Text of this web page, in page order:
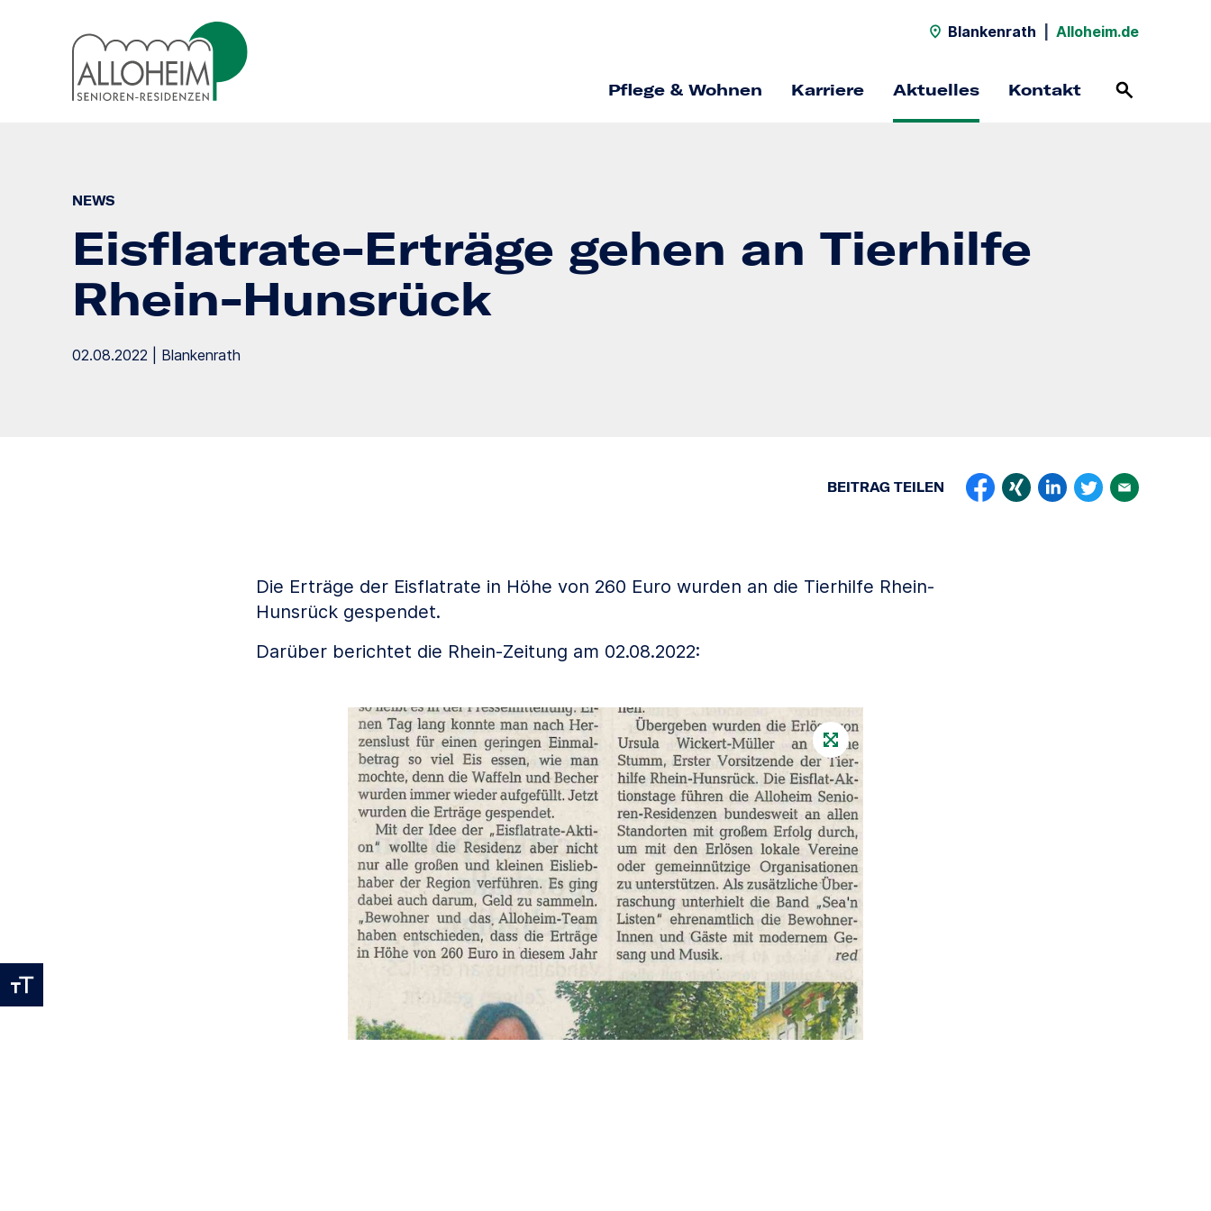
Blankenrath Alloheim.de
Pflege & Wohnen Karriere Aktuelles Kontakt
NEWS
Eisflatrate-Erträge gehen an Tierhilfe
Rhein-Hunsrück
02.08.2022 | Blankenrath
BEITRAG TEILEN
Die Erträge der Eisflatrate in Höhe von 260 Euro wurden an die Tierhilfe Rhein-
Hunsrück gespendet.
Darüber berichtet die Rhein-Zeitung am 02.08.2022: